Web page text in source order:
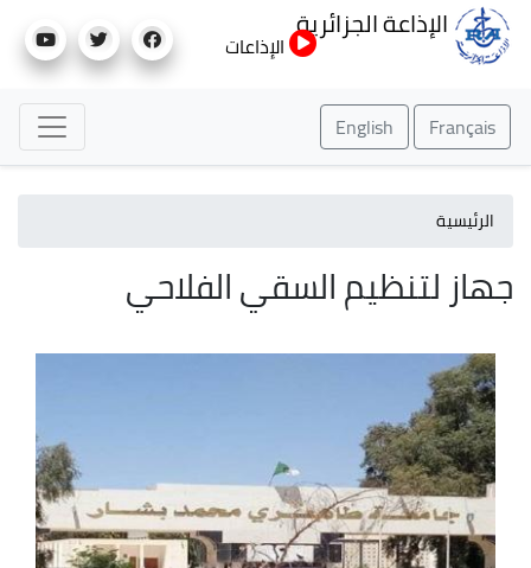
إلى
الإذاعة الجزائرية
الإذاعات
Français
English
الرئيسية
جهاز لتنظيم السقي الفلاحي